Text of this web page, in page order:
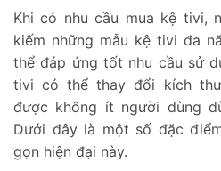
Khi có nhu cầu mua kệ tivi,
kiếm những mẫu kệ tivi đa
thể đáp ứng tốt nhu cầu sử
tivi có thể thay đổi kích
được không ít người dùng
Dưới đây là một số đặc
gọn hiện đại này.